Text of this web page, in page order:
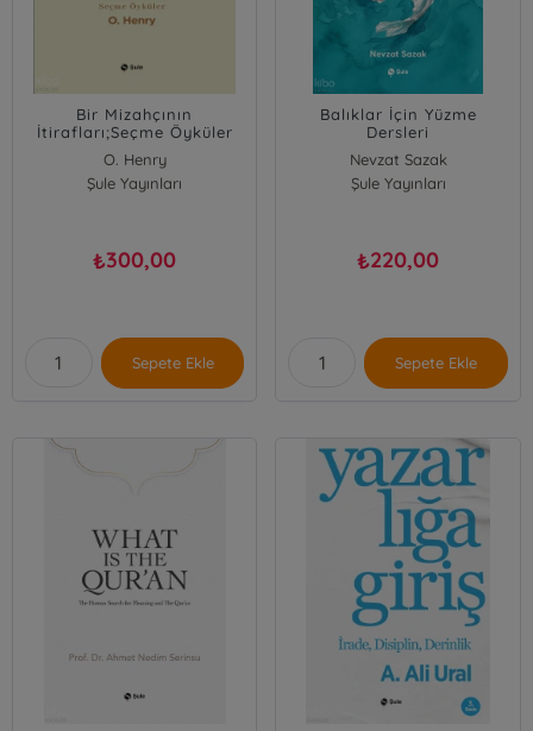
Bir Mizahçının
İtirafları;Seçme Öyküler
O. Henry
Şule Yayınları
₺300,00
Sepete Ekle
Balıklar İçin Yüzme
Dersleri
Nevzat Sazak
Şule Yayınları
₺220,00
Sepete Ekle